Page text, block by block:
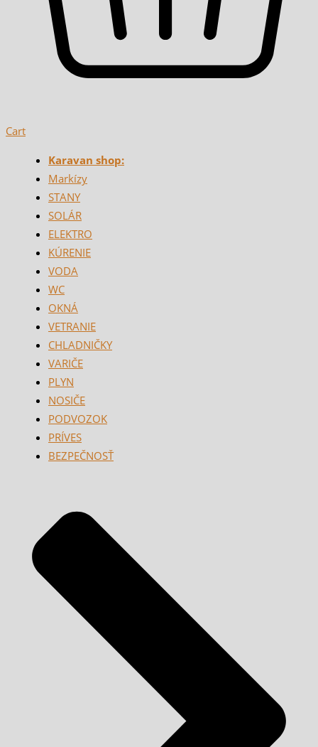
Cart
Karavan shop:
Markízy
STANY
SOLÁR
ELEKTRO
KÚRENIE
VODA
WC
OKNÁ
VETRANIE
CHLADNIČKY
VARIČE
PLYN
NOSIČE
PODVOZOK
PRÍVES
BEZPEČNOSŤ